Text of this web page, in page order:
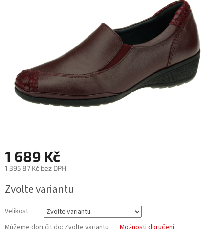
1 689 Kč
1 395,87 Kč bez DPH
cena:
Zvolte variantu
Velikost